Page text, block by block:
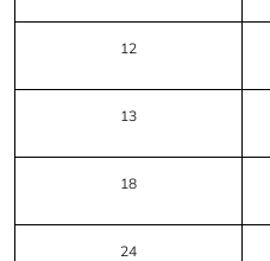
12
13
18
24